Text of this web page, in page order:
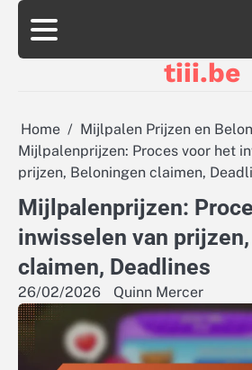
Skip
content
tiii.be
Home
Mijlpalen Prijzen en
Mijlpalenprijzen: Proces voor het
prijzen, Beloningen claimen,
Mijlpalenprijzen:
inwisselen van
claimen, Deadlines
26/02/2026 Quinn Mercer